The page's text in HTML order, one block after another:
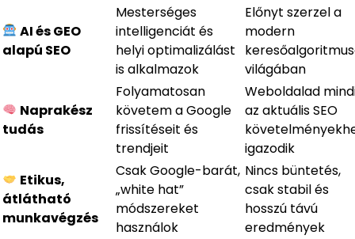
AI és GEO
alapú SEO
Mesterséges
intelligenciát és
helyi optimalizálást
is alkalmazok
Előnyt szerzel a
modern
világában
Naprakész
tudás
Folyamatosan
követem a Google
frissítéseit és
trendjeit
Weboldalad
az aktuális SEO
igazodik
Etikus,
átlátható
munkavégzés
Csak Google-barát,
„white hat”
módszereket
használok
Nincs büntetés,
csak stabil és
hosszú távú
eredmények